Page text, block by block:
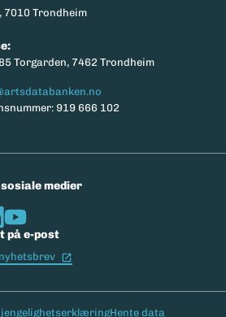
7010 Trondheim
Torgarden, 7462 Trondheim
919 666 102
medier
på e-post
Hente data